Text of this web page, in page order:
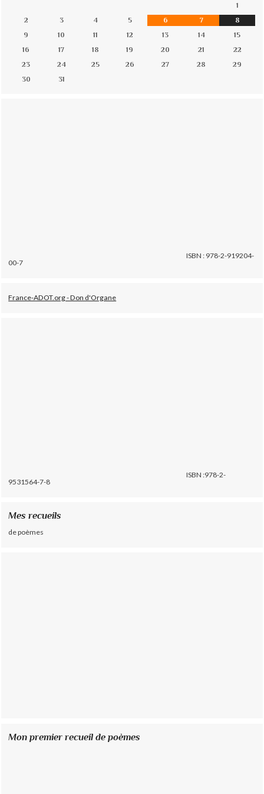
1
2
3 4 5 6 7
8
9
10 11 12 13 14
15
16
17 18 19 20 21
22
23
24 25 26 27 28
29
30
31
ISBN : 978-2-919204-
00-7
France-ADOT.org - Don d'Organe
ISBN :978-2-
9531564-7-8
Mes recueils
de poèmes
Mon premier recueil de poèmes